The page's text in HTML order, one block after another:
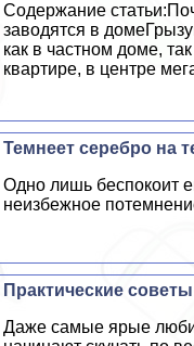
Содержание
заводятся в
как в частном доме,
квартире, в центре
Темнеет серебро на
Одно лишь беспокоит
неизбежное
Пpaктические
Даже самые ярые